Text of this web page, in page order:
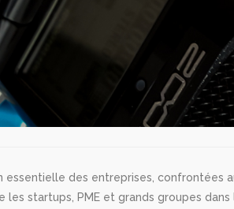
essentielle des entreprises,
les startups, PME et grands groupes